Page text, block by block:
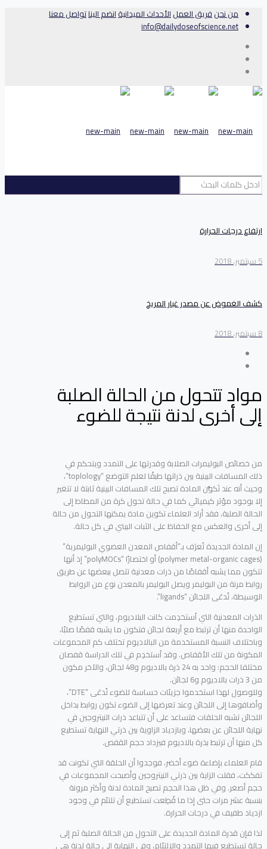
من نحنفريق العملالأحداث الميدانيةانضم اليناتواصل معنا
info@dailydoseofscience.net
ارتفاع درجات الحرارة
5 سبتمبر، 2018
كشف الغموض عن مصدر غبار المريخ
8 سبتمبر، 2018
مواد تتحول من الحالة الصلبة
إلى أخرى لدنة نتيجة للضوء
من خصائص البوليمرات الصلابة وقدرتها على التمدد ويتحكم في
ذلك المسافات البينية بين ذراتها طبقًا لعلم التوضع “toplology”،
وحيث أنه عند تَكوُّن المادة تصبح تلك المسافات البينية ثابتة لا تتغير
إلا بوجود مؤثر كيميائي كما في حالة تحول كرة من المطاط إلى
الحالة الصلبة، فقد أراد العلماء تكوين مادة يمكنها التحول من حالة
إلى أخرى والعكس مع الحفاظ على الثبات البيني في كل حالة.
إن المادة الجديدة تُعرَف بـ”أقفاص المعدن العضوي البوليمرية”
(polymer metal-organic cages) أو اختصارًا “polyMOCs” إذ أنها
تتكون مما يشبه أقفاصًا من ذرات معدنية تتصل ببعضها عن طريق
روابط مرنة من البوليمر ويصل البوليمر بالمعدن نوع من الروابط
الوسيطة، تُدعَى اللجائن “ligands”.
الذرات المعدنية التي اُستخدِمت كانت البلاديوم، والتي تستطيع
الواحدة منها أن ترتبط مع أربعة لجائن فتكون ما يشبه قفصًا صلبًا،
وباختلاف النسبة المستخدمة من البالاديوم تختلف كم المجموعات
المكونة من تلك الأقفاص. وقد اُستخدِم في تلك الدراسة قفصان
مختلفا الحجم: واحد به 24 ذرة بالاديوم و48 لجائن، والآخر مكون
من 3 ذرات بالاديوم و6 لجائن.
وللوصول لهذا استخدموا جزيئات حساسة للضوء تُدعَى “DTE”،
وأضافوها إلى اللجائن وعند تعرضها إلى الضوء تكون روابط بداخل
اللجائن تشبه الحلقات فتساعد على أن تتباعد ذرات النيتروجين في
نهاية اللجائن عن بعضها، وبازدياد الزاوية بين ذرتي النهاية تستطيع
كل منها أن ترتبط بذرة بالاديوم فيزداد حجم القفص.
قام العلماء بإضاءة ضوء أخضر، فوجدوا أن الحلقة التي تكونت قد
تفككت، فقلت الزاية بين ذرتي النيتروجين وأصبحت المجموعات في
حجم أصغر. وفي ظل هذا الحجم تصبح المادة لدنة وأكثر مرونة
بنسبة عشر مرات حتى إذا ما قُطِعت تستطيع أن تلتئم في وجود
ازدياد طفيف في درجات الحرارة.
لذا فإن قدرة المادة الجديدة على التحول من الحالة الصلبة ثم إلى
حالة تستطيع فيها التمدد والالتئام، وفي النهاية إلى حالة لدنة هي